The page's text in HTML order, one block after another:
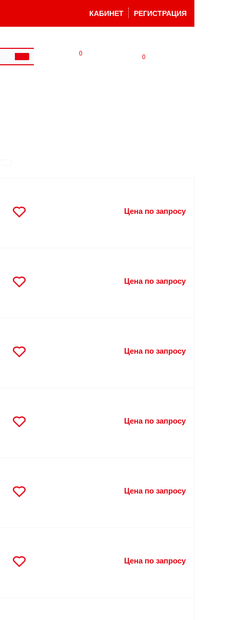
КАБИНЕТ РЕГИСТРАЦИЯ
0 0
Цена по запросу
Цена по запросу
Цена по запросу
Цена по запросу
Цена по запросу
Цена по запросу